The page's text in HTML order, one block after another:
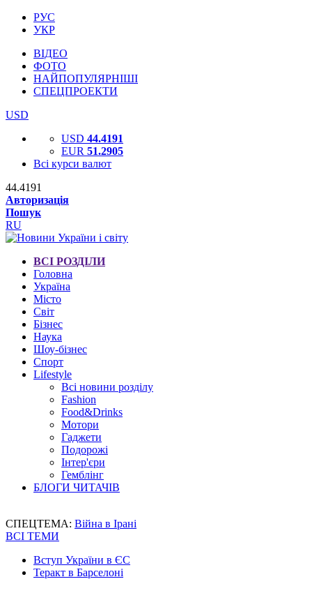
РУС
УКР
ВІДЕО
ФОТО
НАЙПОПУЛЯРНІШІ
СПЕЦПРОЕКТИ
USD
USD 44.4191
EUR 51.2905
Всі курси валют
44.4191
Авторизація
Пошук
RU
ВСІ РОЗДІЛИ
Головна
Україна
Місто
Світ
Бізнес
Наука
Шоу-бізнес
Спорт
Lifestyle
Всі новини розділу
Fashion
Food&Drinks
Мотори
Гаджети
Подорожі
Інтер'єри
Гемблінг
БЛОГИ ЧИТАЧІВ
СПЕЦТЕМА: Війна в Ірані
ВСІ ТЕМИ
Вступ України в ЄС
Теракт в Барселоні